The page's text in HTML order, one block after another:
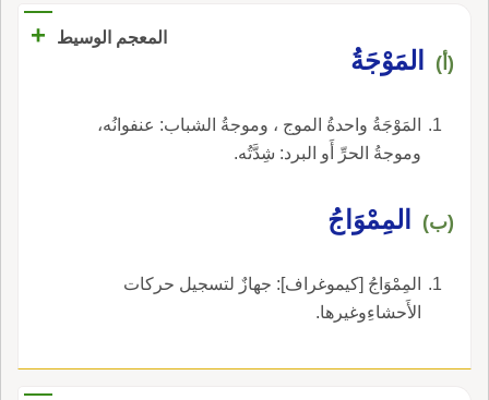
المعجم الوسيط +
(أ) المَوْجَةُ
المَوْجَةُ واحدةُ الموج ، وموجةُ الشباب: عنفوانُه،
وموجةُ الحرِّ أَو البرد: شِدَّتُه.
(ب) المِمْوَاجُ
المِمْوَاجُ [كيموغراف]: جهازٌ لتسجيل حركات
الأَحشاءِوغيرها.